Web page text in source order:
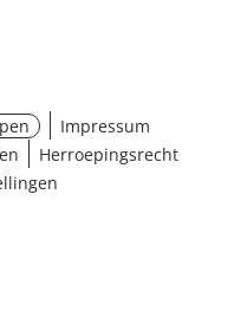
Impressum
Herroepingsrecht